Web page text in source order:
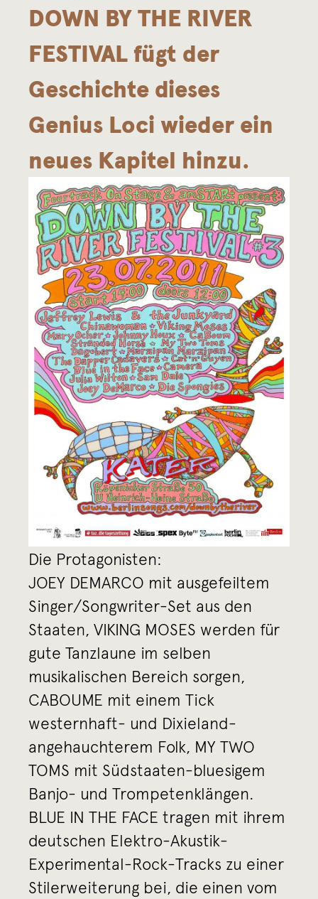
DOWN BY THE RIVER
FESTIVAL fügt der
Geschichte dieses
Genius Loci wieder ein
neues Kapitel hinzu.
Die Protagonisten:
JOEY DEMARCO mit ausgefeiltem
Singer/Songwriter-Set aus den
Staaten, VIKING MOSES werden für
gute Tanzlaune im selben
musikalischen Bereich sorgen,
CABOUME mit einem Tick
westernhaft- und Dixieland-
angehauchterem Folk, MY TWO
TOMS mit Südstaaten-bluesigem
Banjo- und Trompetenklängen.
BLUE IN THE FACE tragen mit ihrem
deutschen Elektro-Akustik-
Experimental-Rock-Tracks zu einer
Stilerweiterung bei, die einen vom